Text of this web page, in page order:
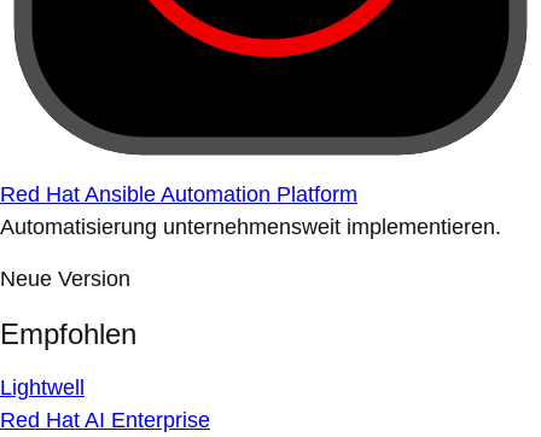
Red Hat Ansible Automation Platform
Automatisierung unternehmensweit implementieren.
Neue Version
Empfohlen
Lightwell
Red Hat AI Enterprise